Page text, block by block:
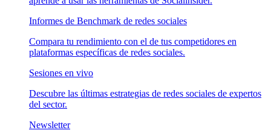
Informes de Benchmark de redes sociales
Compara tu rendimiento con el de tus competidores en
plataformas específicas de redes sociales.
Sesiones en vivo
Descubre las últimas estrategias de redes sociales de expertos
del sector.
Newsletter